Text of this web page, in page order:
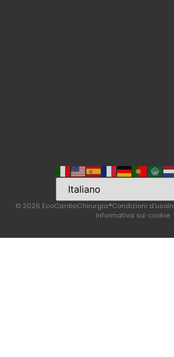
© 2026 EcoCardioChirurgia®Condizioni d'uso
Informativa sui cookie